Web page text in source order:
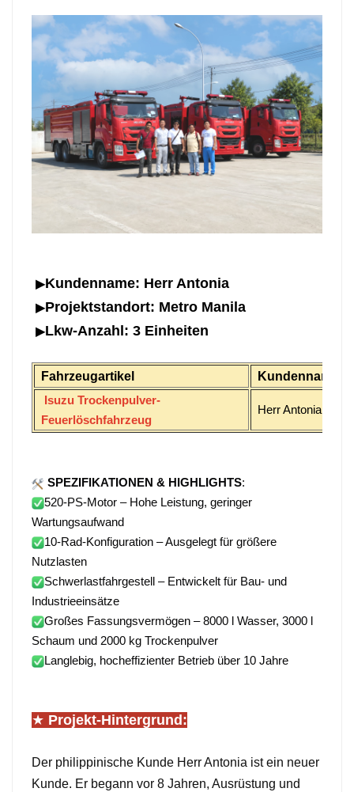
▶Kundenname: Herr Antonia
▶Projektstandort: Metro Manila
▶Lkw-Anzahl: 3 Einheiten
Fahrzeugartikel
Kundenname
Isuzu Trockenpulver-
Feuerlöschfahrzeug
Herr Antonia
SPEZIFIKATIONEN & HIGHLIGHTS:
520-PS-Motor – Hohe Leistung, geringer
Wartungsaufwand
10-Rad-Konfiguration – Ausgelegt für größere
Nutzlasten
Schwerlastfahrgestell – Entwickelt für Bau- und
Industrieeinsätze
Großes Fassungsvermögen – 8000 l Wasser, 3000 l
Schaum und 2000 kg Trockenpulver
Langlebig, hocheffizienter Betrieb über 10 Jahre
★ Projekt-Hintergrund:
Der philippinische Kunde Herr Antonia ist ein neuer
Kunde. Er begann vor 8 Jahren, Ausrüstung und